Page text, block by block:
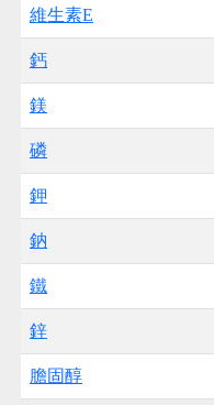
維生素E
鈣
鎂
磷
鉀
鈉
鐵
鋅
膽固醇